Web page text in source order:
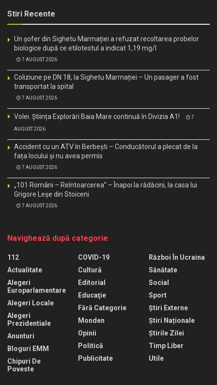
Stiri Recente
Un șofer din Sighetu Marmației a refuzat recoltarea probelor
biologice după ce etilotestul a indicat 1,19 mg/l
7 AUGUST 2026
Coliziune pe DN 18, la Sighetu Marmației – Un pasager a fost
transportat la spital
7 AUGUST 2026
Volei. Știința Explorări Baia Mare continuă în Divizia A1! 7
AUGUST 2026
Accident cu un ATV în Berbești – Conducătorul a plecat de la
fața locului și nu avea permis
7 AUGUST 2026
„101 Români – Reîntoarcerea” – Înapoi la rădăcini, la casa lui
Grigore Leșe din Stoiceni
7 AUGUST 2026
Navighează după categorie
112
Actualitate
Alegeri
Europarlamentare
Alegeri Locale
Alegeri
Prezidentiale
Anunturi
Bloguri EMM
Chipuri De
Poveste
COVID-19
Cultură
Editorial
Educaţie
Fără Categorie
Monden
Opinii
Politică
Publicitate
Război În Ucraina
Sănătate
Social
Sport
Știri Externe
Știri Naționale
Știrile Zilei
Timp Liber
Utile